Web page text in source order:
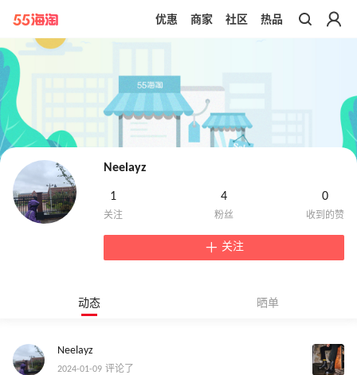
带你去官网买正品
优惠 商家 社区 热品
Neelayz
1 4 0
关注
动态 晒单
Neelayz
2024-01-09 评论了